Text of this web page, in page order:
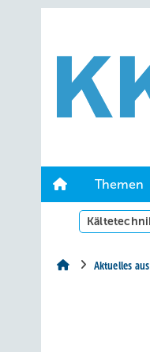
Hauptinhalt
Hauptmenü
Themen
Aktuelles